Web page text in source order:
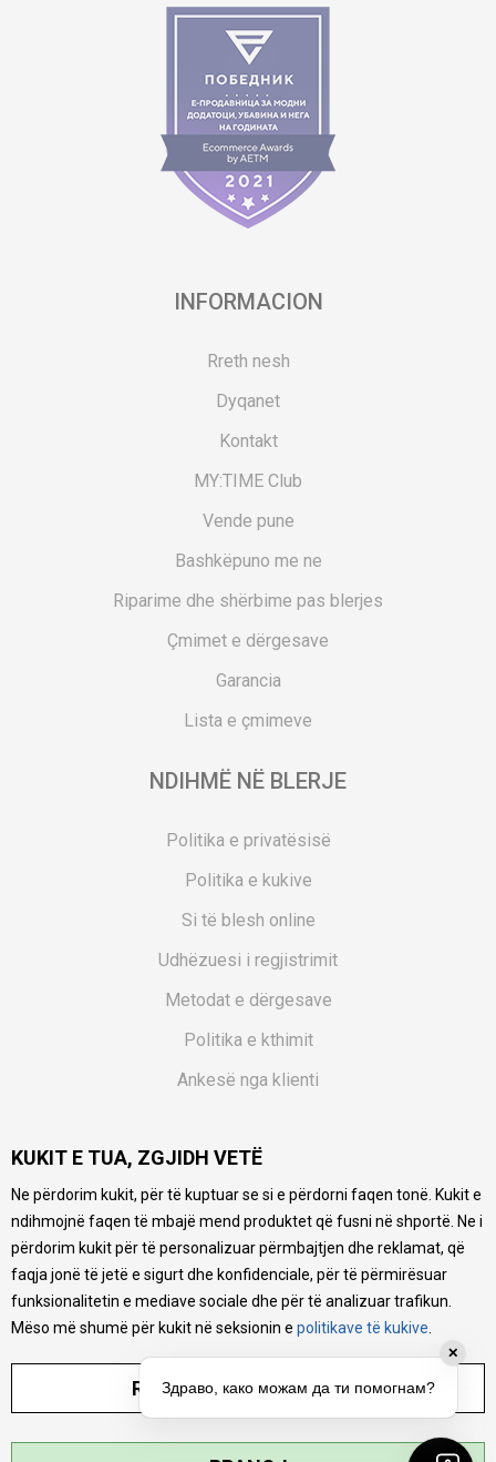
INFORMACION
Rreth nesh
Dyqanet
Kontakt
MY:TIME Club
Vende pune
Bashkëpuno me ne
Riparime dhe shërbime pas blerjes
Çmimet e dërgesave
Garancia
Lista e çmimeve
NDIHMË NË BLERJE
Politika e privatësisë
Politika e kukive
Si të blesh online
Udhëzuesi i regjistrimit
Metodat e dërgesave
Politika e kthimit
Ankesë nga klienti
Pyetjet më të shpeshta
Ne bëjmë çmos që të ofrojmë një përshkrim sa më të saktë
të produkteve tona, ofrojmë edhe foto e çmimin, por nuk
mund të garantojmë që informacioni është i plotë e pa
gabime. Të gjitha produktet janë pjesë e portfolios sonë, por
kjo nuk do të thotë se janë në gjendje në çdo çast.
KUKIT E TUA, ZGJIDH VETË
Ne përdorim kukit, për të kuptuar se si e përdorni faqen tonë. Kukit e
ndihmojnë faqen të mbajë mend produktet që fusni në shportë. Ne i
përdorim kukit për të personalizuar përmbajtjen dhe reklamat, që
faqja jonë të jetë e sigurt dhe konfidenciale, për të përmirësuar
funksionalitetin e mediave sociale dhe për të analizuar trafikun.
Mëso më shumë për kukit në seksionin e politikave të kukive
RREGULLO PARAMETRAT
✕
Здраво, како можам да ти помогнам?